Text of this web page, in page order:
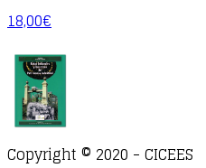
18,00€
Copyright © 2020 - CICEES